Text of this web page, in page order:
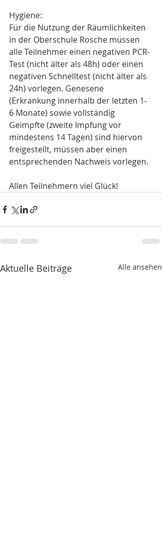
Hygiene:
Für die Nutzung der Räumlichkeiten
in der Oberschule Rosche müssen
alle Teilnehmer einen negativen PCR-
Test (nicht älter als 48h) oder einen
negativen Schnelltest (nicht älter als
24h) vorlegen. Genesene
(Erkrankung innerhalb der letzten 1-
6 Monate) sowie vollständig
Geimpfte (zweite Impfung vor
mindestens 14 Tagen) sind hiervon
freigestellt, müssen aber einen
entsprechenden Nachweis vorlegen.
Allen Teilnehmern viel Glück!
Aktuelle Beiträge Alle ansehen